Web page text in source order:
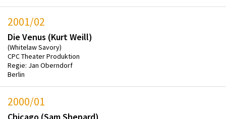
2001/02
Die Venus (Kurt Weill)
(Whitelaw Savory)
CPC Theater Produktion
Regie: Jan Oberndorf
Berlin
2000/01